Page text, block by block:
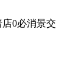
店0必消景交